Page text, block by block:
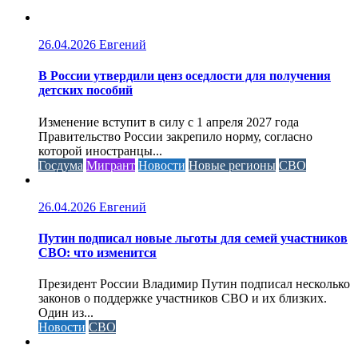
26.04.2026 Евгений
В России утвердили ценз оседлости для получения
детских пособий
Изменение вступит в силу с 1 апреля 2027 года
Правительство России закрепило норму, согласно
которой иностранцы...
Госдума Мигрант Новости Новые регионы СВО
26.04.2026 Евгений
Путин подписал новые льготы для семей участников
СВО: что изменится
Президент России Владимир Путин подписал несколько
законов о поддержке участников СВО и их близких.
Один из...
Новости СВО